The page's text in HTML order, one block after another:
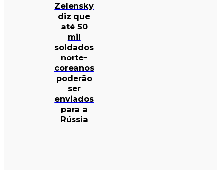
Zelensky
diz que
até 50
mil
soldados
norte-
coreanos
poderão
ser
enviados
para a
Rússia